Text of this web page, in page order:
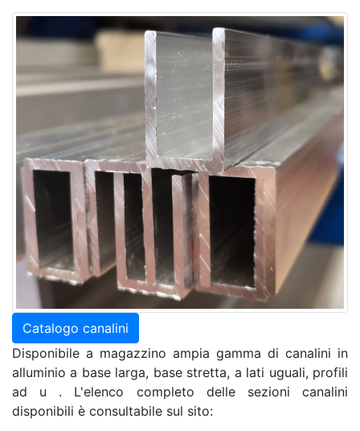
Catalogo canalini
Disponibile a magazzino ampia gamma di canalini in
alluminio a base larga, base stretta, a lati uguali, profili
ad u . L'elenco completo delle sezioni canalini
disponibili è consultabile sul sito: